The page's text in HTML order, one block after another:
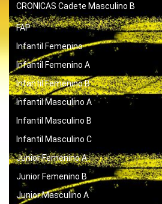
CRONICAS Cadete Masculino B
FAP
Infantil Femenino
Infantil Femenino A
Infantil Femenino B
Infantil Masculino A
Infantil Masculino B
Infantil Masculino C
Junior Femenino A
Junior Femenino B
Junior Masculino A